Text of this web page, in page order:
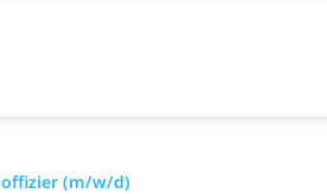
offizier (m/w/d)